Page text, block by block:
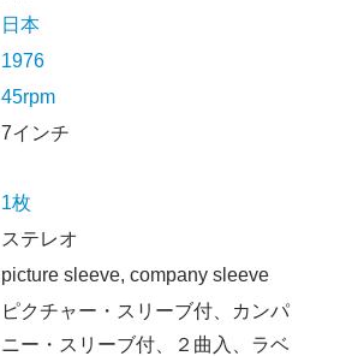
日本
1976
45rpm
7インチ
1枚
ステレオ
picture sleeve, company sleeve
ピクチャー・スリーブ付、カンパ
ニー・スリーブ付、２曲入、ラベ